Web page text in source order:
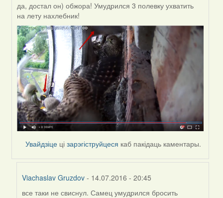
In
reply
to
by
Viachaslav
Gruzdov
да, достал он) обжора! Умудрился 3 полевку ухватить
на лету нахлебник!
Увайдзіце цізарэгіструйцеся каб пакідаць каментары.
Viachaslav Gruzdov - 14.07.2016 - 20:45
все таки не свиснул. Самец умудрился бросить